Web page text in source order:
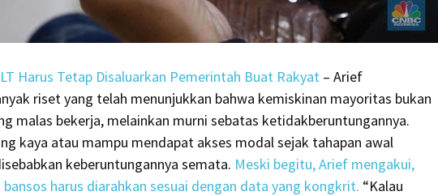
Harus Tetap Disaluarkan Pemerintah Buat Rakyat – Arief
riset yang telah menunjukkan bahwa kemiskinan mayoritas bukan
malas bekerja, melainkan murni sebatas ketidakberuntungannya.
kaya atau mampu mendapat akses modal sejak tahapan awal
keberuntungannya semata. Meski begitu, Arief mengakui,
bansos harus diarahkan sesuai dengan data yang kongkrit. “Kalau